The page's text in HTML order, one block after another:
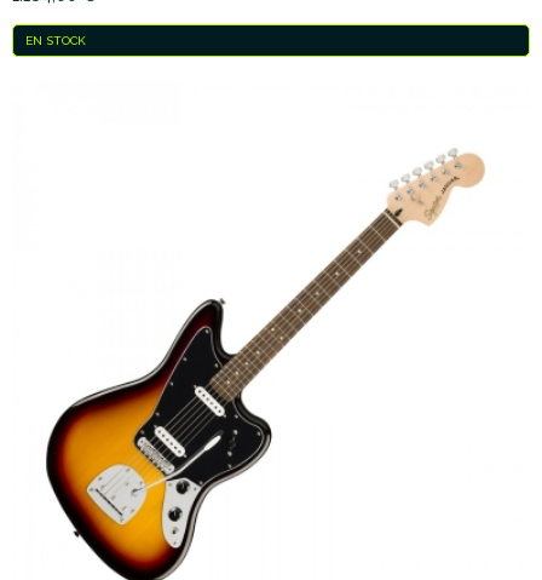
EN STOCK